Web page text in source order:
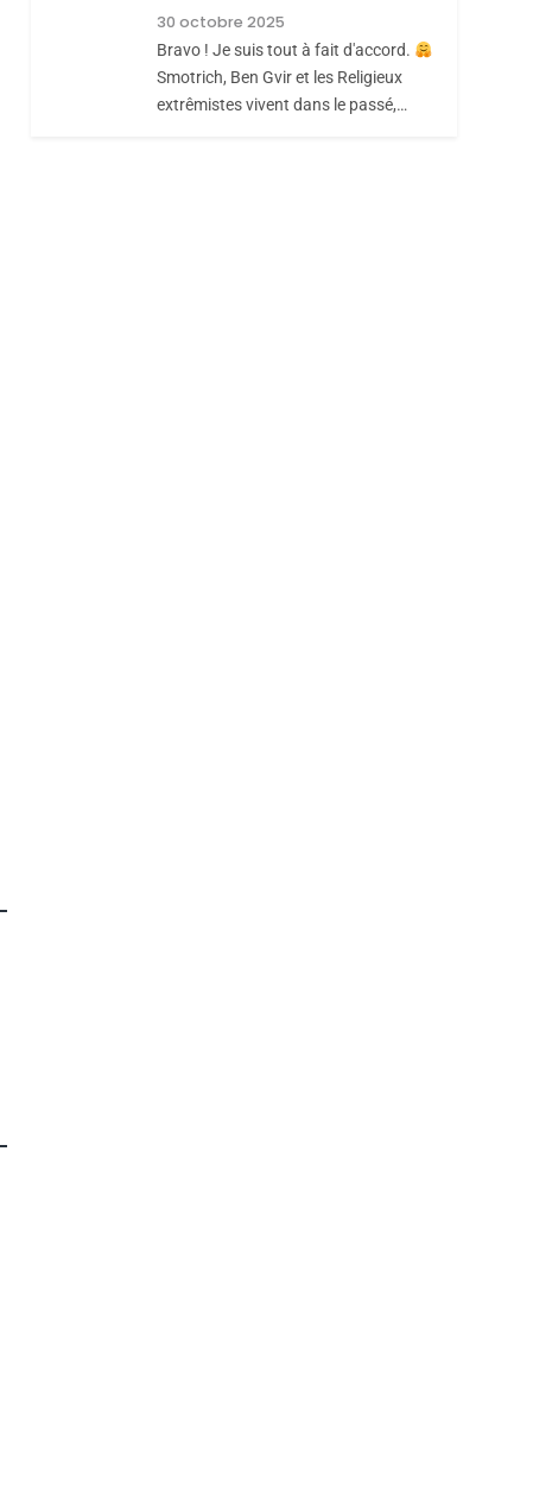
Maroc : Les Amandes
De Tafraout, Le Miel
De Tadla Azilal
30 octobre 2025
Bravo ! Je suis tout à fait d'accord.
Smotrich, Ben Gvir et les Religieux
extrêmistes vivent dans le passé,…